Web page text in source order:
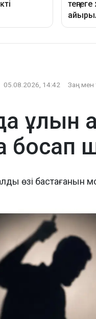
05.08.2026, 14:42 Заң мен
ұлын
босап
өзі бастағанын